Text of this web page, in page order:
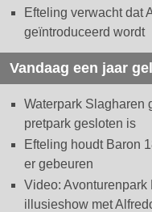
Efteling verwacht dat
geïntroduceerd wordt
Vandaag een jaar
Waterpark Slagharen
pretpark gesloten is
Efteling houdt Baron
er gebeuren
Video:
illusieshow met